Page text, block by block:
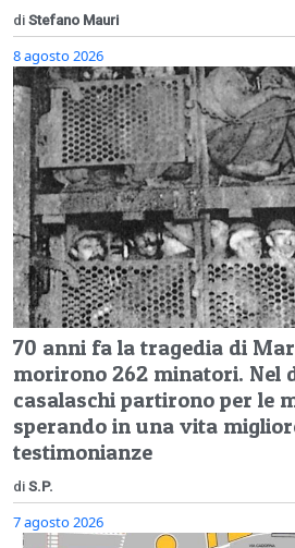
di Stefano Mauri
8 agosto 2026
70 anni fa la tragedia di
morirono 262 minatori. Nel
casalaschi partirono per le
sperando in una vita
testimonianze
di S.P.
7 agosto 2026